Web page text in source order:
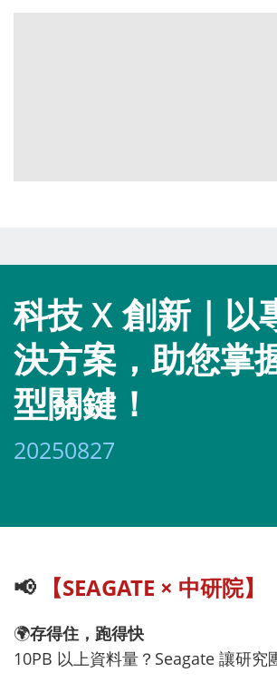
科技 X 創新｜以
決方案，助您掌
型關鍵！
20250827
📢【SEAGATE × 中研院】
🌍存得住，跑得快
10PB 以上資料量？Seagate 讓研究